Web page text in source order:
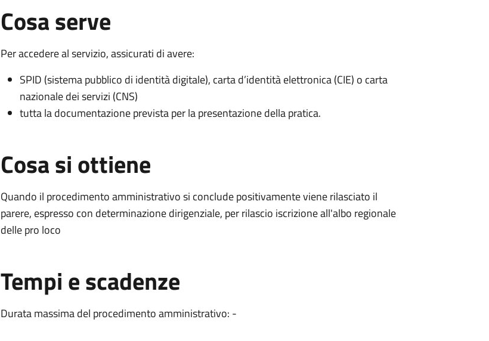
Cosa serve
Per accedere al servizio, assicurati di avere:
SPID (sistema pubblico di identità digitale), carta d’identità elettronica (CIE) o carta
nazionale dei servizi (CNS)
tutta la documentazione prevista per la presentazione della pratica.
Cosa si ottiene
Quando il procedimento amministrativo si conclude positivamente viene rilasciato il
parere, espresso con determinazione dirigenziale, per rilascio iscrizione all'albo regionale
delle pro loco
Tempi e scadenze
Durata massima del procedimento amministrativo: -